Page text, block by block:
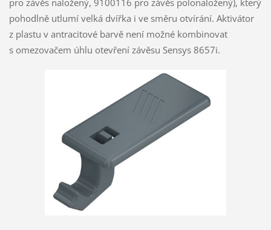
pro závěs naložený, 9100116 pro závěs polonaložený), který
pohodlně utlumí velká dvířka i ve směru otvírání. Aktivátor
z plastu v antracitové barvě není možné kombinovat
s omezovačem úhlu otevření závěsu Sensys 8657i.